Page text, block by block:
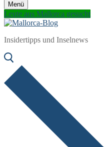
Menü
Leute aus Mallorca gesucht
Insidertipps und Inselnews